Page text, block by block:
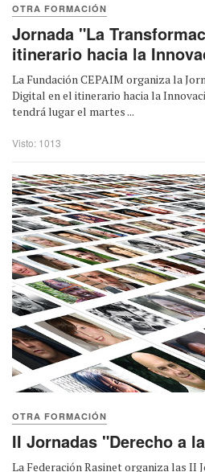
OTRA FORMACIÓN
Jornada "La
itinerario hacia la
La Fundación CEPAIM organiza la
Digital en el itinerario hacia la
tendrá lugar el martes ...
Visto: 1013
OTRA FORMACIÓN
II Jornadas "Derecho a
La Federación Rasinet organiza las II